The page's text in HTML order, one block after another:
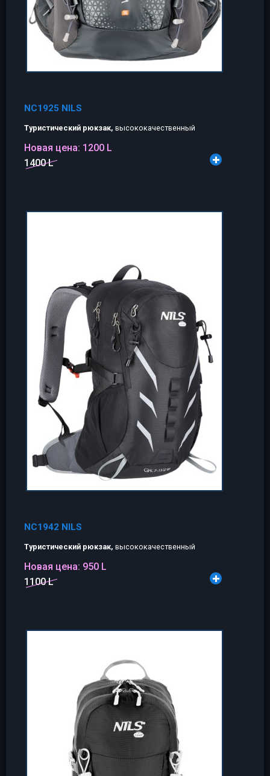
NC1925 NILS
Туристический рюкзак, высококачественный
Новая цена: 1200 L
1400 L
NC1942 NILS
Туристический рюкзак, высококачественный
Новая цена: 950 L
1100 L